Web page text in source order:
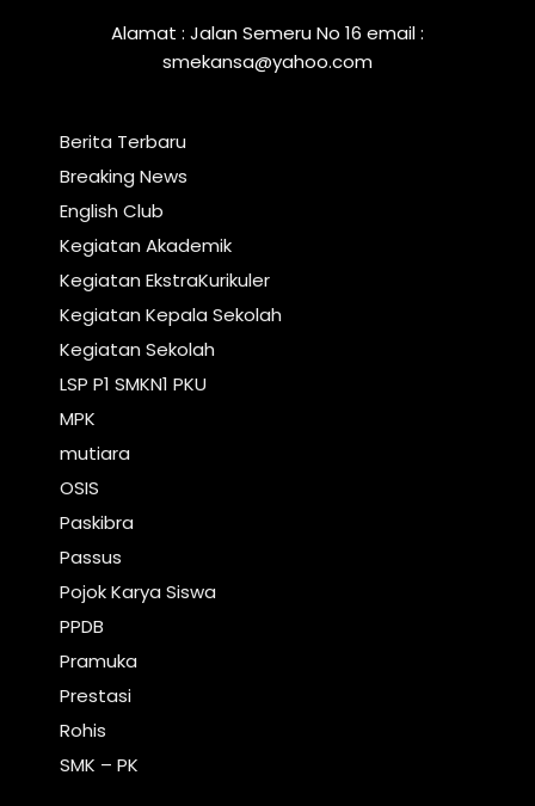
Alamat : Jalan Semeru No 16 email :
smekansa@yahoo.com
Berita Terbaru
Breaking News
English Club
Kegiatan Akademik
Kegiatan EkstraKurikuler
Kegiatan Kepala Sekolah
Kegiatan Sekolah
LSP P1 SMKN1 PKU
MPK
mutiara
OSIS
Paskibra
Passus
Pojok Karya Siswa
PPDB
Pramuka
Prestasi
Rohis
SMK – PK